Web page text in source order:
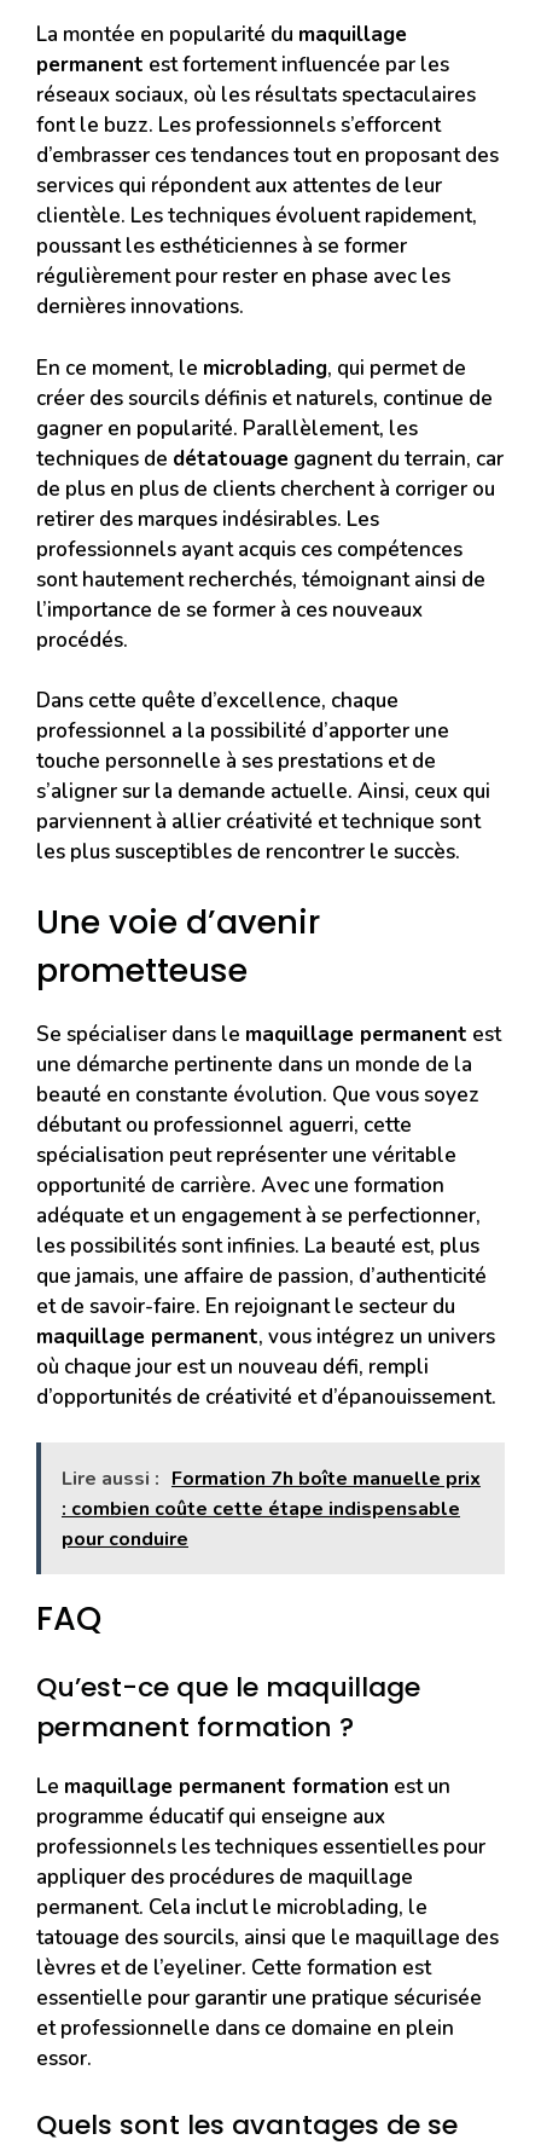
La montée en popularité du maquillage
permanent est fortement influencée par les
réseaux sociaux, où les résultats spectaculaires
font le buzz. Les professionnels s’efforcent
d’embrasser ces tendances tout en proposant des
services qui répondent aux attentes de leur
clientèle. Les techniques évoluent rapidement,
poussant les esthéticiennes à se former
régulièrement pour rester en phase avec les
dernières innovations.
En ce moment, le microblading, qui permet de
créer des sourcils définis et naturels, continue de
gagner en popularité. Parallèlement, les
techniques de détatouage gagnent du terrain, car
de plus en plus de clients cherchent à corriger ou
retirer des marques indésirables. Les
professionnels ayant acquis ces compétences
sont hautement recherchés, témoignant ainsi de
l’importance de se former à ces nouveaux
procédés.
Dans cette quête d’excellence, chaque
professionnel a la possibilité d’apporter une
touche personnelle à ses prestations et de
s’aligner sur la demande actuelle. Ainsi, ceux qui
parviennent à allier créativité et technique sont
les plus susceptibles de rencontrer le succès.
Une voie d’avenir
prometteuse
Se spécialiser dans le maquillage permanent est
une démarche pertinente dans un monde de la
beauté en constante évolution. Que vous soyez
débutant ou professionnel aguerri, cette
spécialisation peut représenter une véritable
opportunité de carrière. Avec une formation
adéquate et un engagement à se perfectionner,
les possibilités sont infinies. La beauté est, plus
que jamais, une affaire de passion, d’authenticité
et de savoir-faire. En rejoignant le secteur du
maquillage permanent, vous intégrez un univers
où chaque jour est un nouveau défi, rempli
d’opportunités de créativité et d’épanouissement.
Lire aussi : Formation 7h boîte manuelle prix
: combien coûte cette étape indispensable
pour conduire
FAQ
Qu’est-ce que le maquillage
permanent formation ?
Le maquillage permanent formation est un
programme éducatif qui enseigne aux
professionnels les techniques essentielles pour
appliquer des procédures de maquillage
permanent. Cela inclut le microblading, le
tatouage des sourcils, ainsi que le maquillage des
lèvres et de l’eyeliner. Cette formation est
essentielle pour garantir une pratique sécurisée
et professionnelle dans ce domaine en plein
essor.
Quels sont les avantages de se